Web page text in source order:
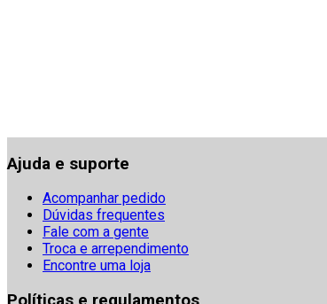
Ajuda e suporte
Acompanhar pedido
Dúvidas frequentes
Fale com a gente
Troca e arrependimento
Encontre uma loja